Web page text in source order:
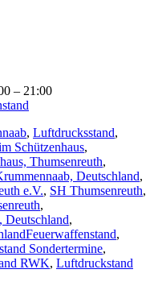
– 21:00
, Luftdrucksstand,
Schützenhaus,
Thumsenreuth,
Deutschland,
e.V., SH Thumsenreuth,
,
Deutschland,
Feuerwaffenstand,
Sondertermine,
RWK, Luftdruckstand